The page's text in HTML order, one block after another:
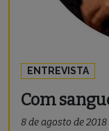
ENTREVISTA
Com
8 de agosto de 2018